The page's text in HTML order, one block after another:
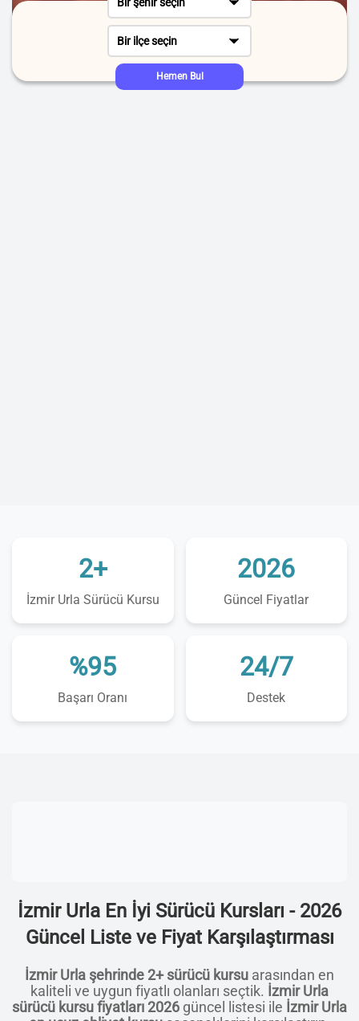
Bir ilçe seçin
Hemen Bul
2+
İzmir Urla Sürücü Kursu
2026
Güncel Fiyatlar
%95
Başarı Oranı
24/7
Destek
İzmir Urla En İyi Sürücü Kursları - 2026
Güncel Liste ve Fiyat Karşılaştırması
İzmir Urla şehrinde 2+ sürücü kursu arasından en
kaliteli ve uygun fiyatlı olanları seçtik. İzmir Urla
sürücü kursu fiyatları 2026 güncel listesi ile İzmir Urla